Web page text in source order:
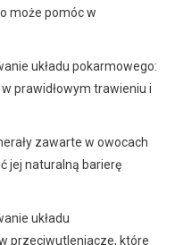
może pomóc w
układu pokarmowego:
prawidłowym trawieniu i
zawarte w owocach
jej naturalną barierę
układu
przeciwutleniacze, które